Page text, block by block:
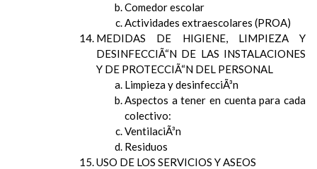
Comedor escolar
Actividades extraescolares (PROA)
MEDIDAS DE HIGIENE, LIMPIEZA Y
DESINFECCIÃ“N DE LAS INSTALACIONES
Y DE PROTECCIÃ“N DEL PERSONAL
Limpieza y desinfecciÃ³n
Aspectos a tener en cuenta para cada
colectivo:
VentilaciÃ³n
Residuos
USO DE LOS SERVICIOS Y ASEOS